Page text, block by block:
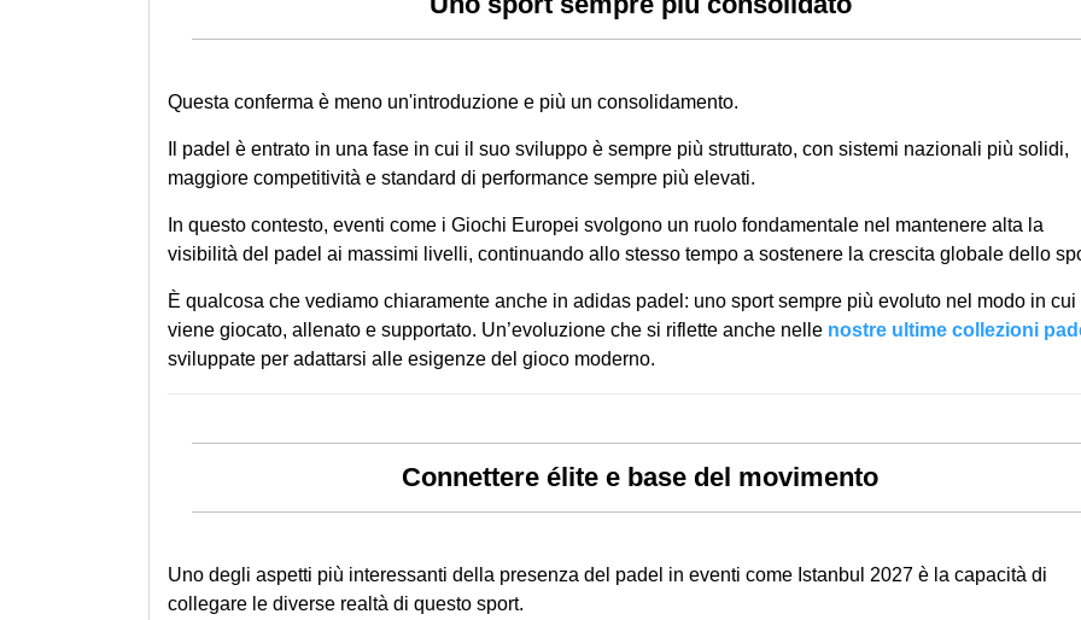
Questa conferma è meno un'introduzione e più un consolidamento.
Il padel è entrato in una fase in cui il suo sviluppo è sempre più strutturato, con sistemi nazionali più solidi,
maggiore competitività e standard di performance sempre più elevati.
In questo contesto, eventi come i Giochi Europei svolgono un ruolo fondamentale nel mantenere alta la
visibilità del padel ai massimi livelli, continuando allo stesso tempo a sostenere la crescita globale dello
È qualcosa che vediamo chiaramente anche in adidas padel: uno sport sempre più evoluto nel modo in cui
viene giocato, allenato e supportato. Un’evoluzione che si riflette anche nelle nostre ultime collezioni
sviluppate per adattarsi alle esigenze del gioco moderno.
Connettere élite e base del movimento
Uno degli aspetti più interessanti della presenza del padel in eventi come Istanbul 2027 è la capacità di
collegare le diverse realtà di questo sport.